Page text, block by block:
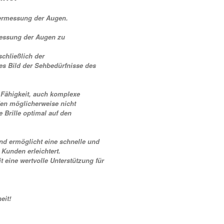
der Augen.
der Augen zu
der
Bild der Sehbedürfnisse des
auch komplexe
möglicherweise nicht
Brille optimal auf den
ermöglicht eine schnelle und
erleichtert.
eine wertvolle Unterstützung für